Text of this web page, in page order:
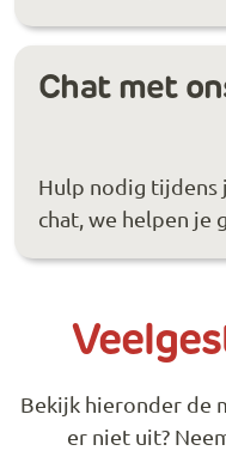
Chat met
Hulp nodig tijdens
chat, we helpen je
Bekijk hieronder de
er niet uit?